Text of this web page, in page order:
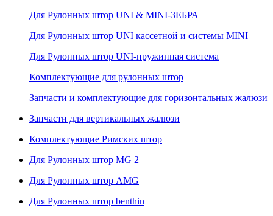
Для Рулонных штор UNI & MINI-ЗЕБРА
Для Рулонных штор UNI кассетной и системы MINI
Для Рулонных штор UNI-пружинная система
Комплектующие для рулонных штор
Запчасти и комплектующие для горизонтальных жалюзи
Запчасти для вертикальных жалюзи
Комплектующие Римских штор
Для Рулонных штор MG 2
Для Рулонных штор AMG
Для Рулонных штор benthin